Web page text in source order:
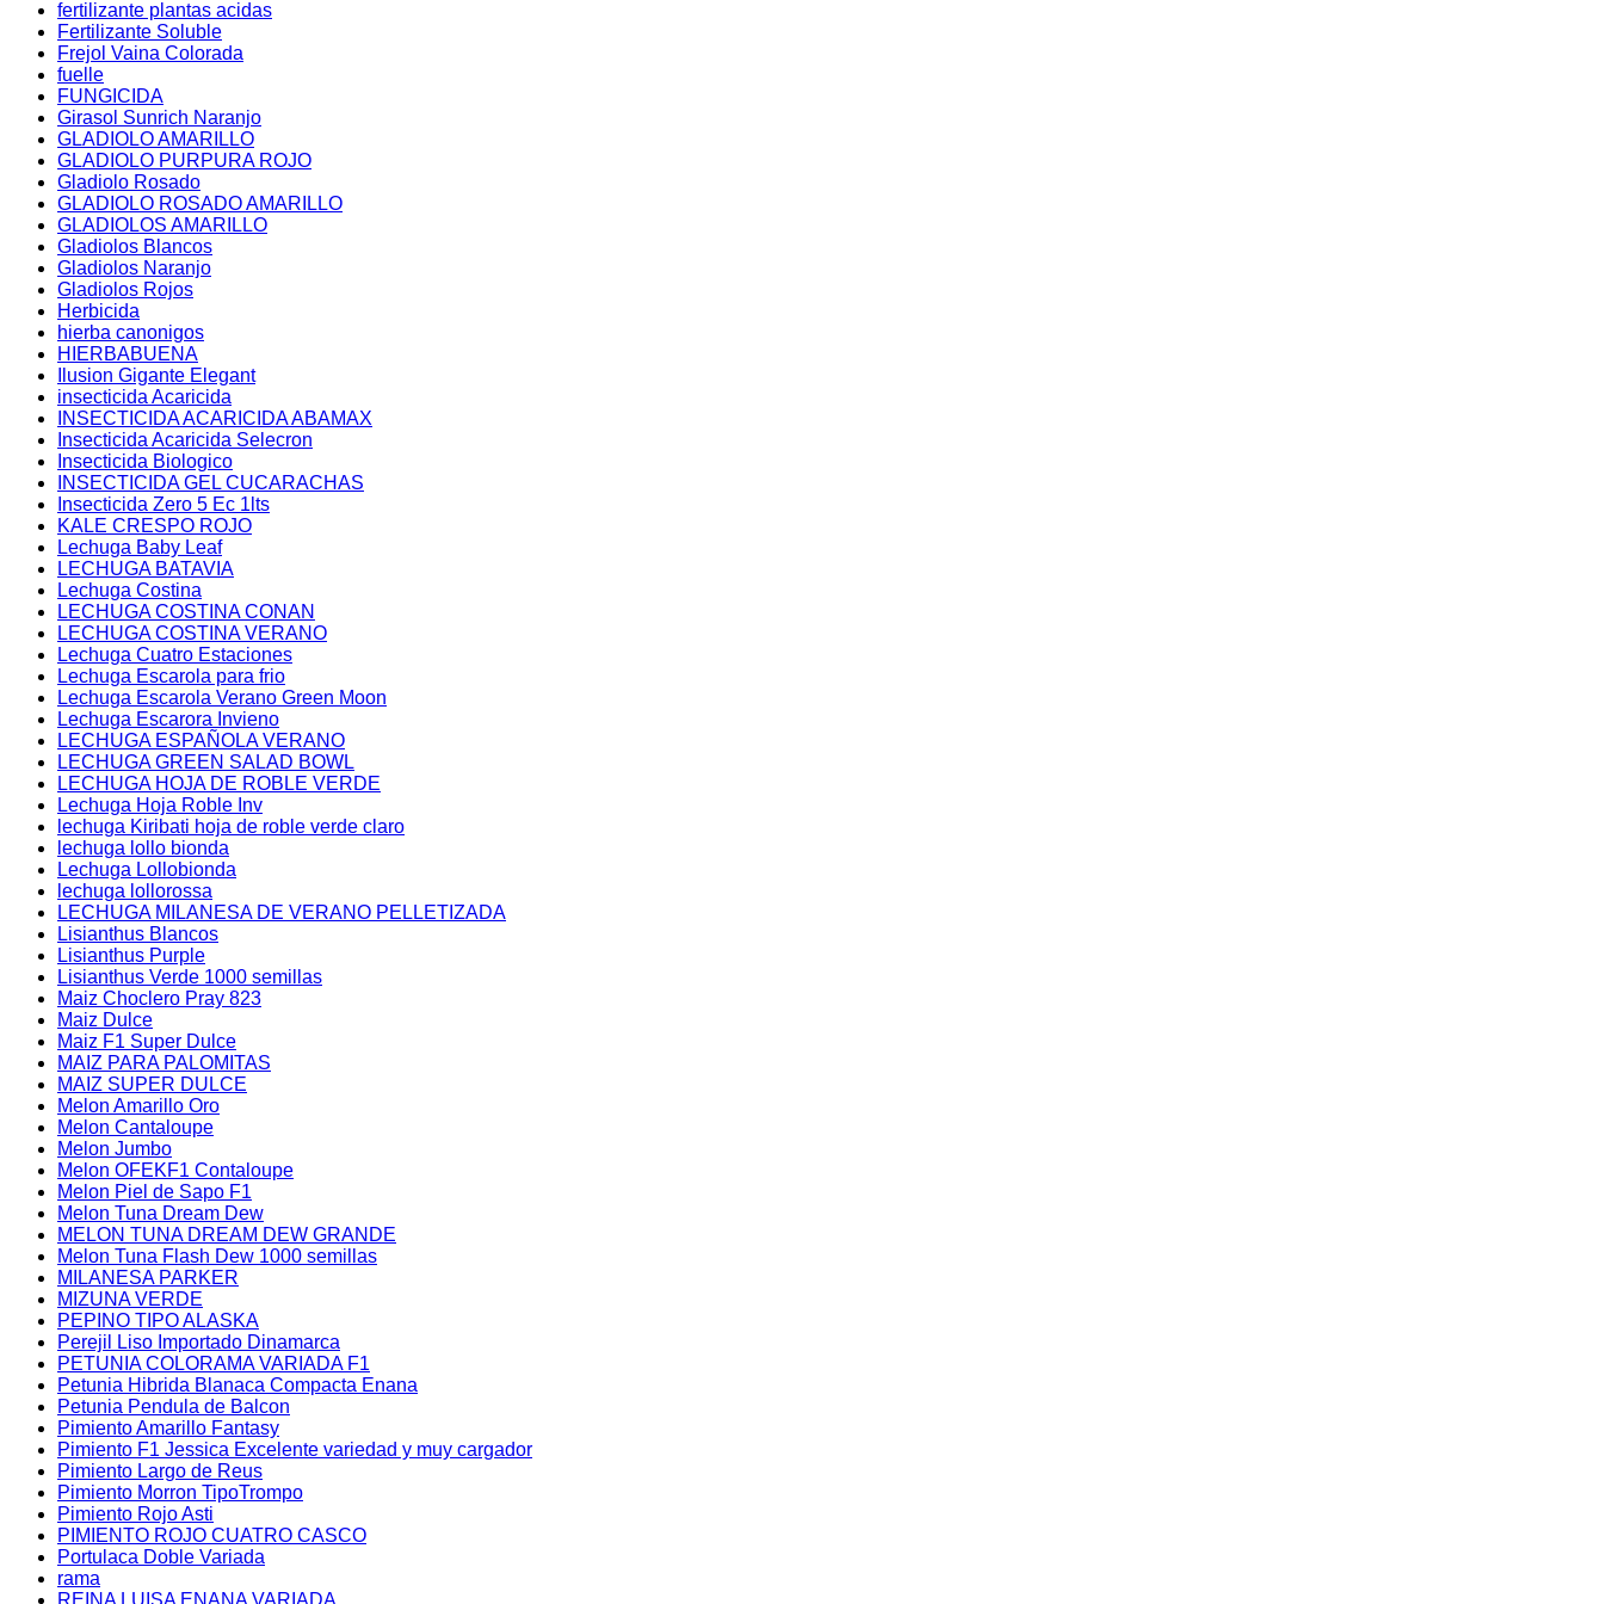
fertilizante plantas acidas
Fertilizante Soluble
Frejol Vaina Colorada
fuelle
FUNGICIDA
Girasol Sunrich Naranjo
GLADIOLO AMARILLO
GLADIOLO PURPURA ROJO
Gladiolo Rosado
GLADIOLO ROSADO AMARILLO
GLADIOLOS AMARILLO
Gladiolos Blancos
Gladiolos Naranjo
Gladiolos Rojos
Herbicida
hierba canonigos
HIERBABUENA
Ilusion Gigante Elegant
insecticida Acaricida
INSECTICIDA ACARICIDA ABAMAX
Insecticida Acaricida Selecron
Insecticida Biologico
INSECTICIDA GEL CUCARACHAS
Insecticida Zero 5 Ec 1lts
KALE CRESPO ROJO
Lechuga Baby Leaf
LECHUGA BATAVIA
Lechuga Costina
LECHUGA COSTINA CONAN
LECHUGA COSTINA VERANO
Lechuga Cuatro Estaciones
Lechuga Escarola para frio
Lechuga Escarola Verano Green Moon
Lechuga Escarora Invieno
LECHUGA ESPAÑOLA VERANO
LECHUGA GREEN SALAD BOWL
LECHUGA HOJA DE ROBLE VERDE
Lechuga Hoja Roble Inv
lechuga Kiribati hoja de roble verde claro
lechuga lollo bionda
Lechuga Lollobionda
lechuga lollorossa
LECHUGA MILANESA DE VERANO PELLETIZADA
Lisianthus Blancos
Lisianthus Purple
Lisianthus Verde 1000 semillas
Maiz Choclero Pray 823
Maiz Dulce
Maiz F1 Super Dulce
MAIZ PARA PALOMITAS
MAIZ SUPER DULCE
Melon Amarillo Oro
Melon Cantaloupe
Melon Jumbo
Melon OFEKF1 Contaloupe
Melon Piel de Sapo F1
Melon Tuna Dream Dew
MELON TUNA DREAM DEW GRANDE
Melon Tuna Flash Dew 1000 semillas
MILANESA PARKER
MIZUNA VERDE
PEPINO TIPO ALASKA
Perejil Liso Importado Dinamarca
PETUNIA COLORAMA VARIADA F1
Petunia Hibrida Blanaca Compacta Enana
Petunia Pendula de Balcon
Pimiento Amarillo Fantasy
Pimiento F1 Jessica Excelente variedad y muy cargador
Pimiento Largo de Reus
Pimiento Morron TipoTrompo
Pimiento Rojo Asti
PIMIENTO ROJO CUATRO CASCO
Portulaca Doble Variada
rama
REINA LUISA ENANA VARIADA